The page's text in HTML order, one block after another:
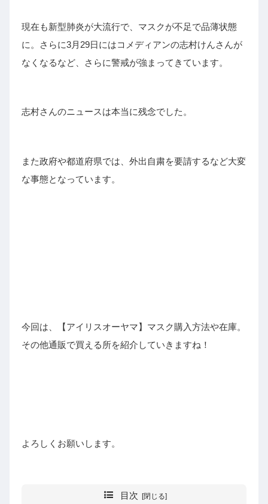
現在も新型肺炎が大流行で、マスクが不足で品薄状態
に。さらに3月29日にはコメディアンの志村けんさんが
なくなるなど、さらに警戒が強まってきています。
志村さんのニュースは本当に残念でした。
また政府や都道府県では、外出自粛を要請するなど大変
な事態となっています。
今回は、【アイリスオーヤマ】マスク購入方法や在庫。
その他通販で買える所を紹介していきますね！
よろしくお願いします。
目次